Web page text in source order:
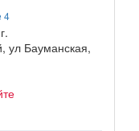
4
ул Бауманская,